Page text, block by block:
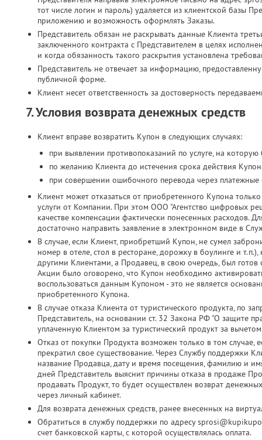
тот числе логин и пароль) удаляется из клиентской базы
приложению и возможность оформлять Заказы.
Представитель обязан не раскрывать данные Клиента
заключенного контракта с Представителем в целях
и когда обязанность такого раскрытия установлена
Представитель не отвечает за информацию,
публичной форме.
Клиент несет ответственность за достоверность
7. Условия возврата денежных средств
Клиент вправе возвратить Купон в следующих случаях:
при выявлении противопоказаний по услуге, на
по желанию Клиента до истечения срока действия
при совершении ошибочного перевода через платежные
Клиент может отказаться от приобретенного Купона
услуги от Компании. При этом ООО "Агентство цифровых
качестве компенсации фактически понесенных расходов.
достаточно направить заявление в электронном виде в
В случае, если Клиент, приобретший Купон, не сумел
номер в отеле, стол в ресторане, дорожку в боулинге и
другими Клиентами, а Продавец, в свою очередь, был готов
Акции было оговорено, что Купон необходимо
воспользоваться данным Купоном - это не является
приобретенного Купона.
В случае отказа Клиента от туристического продукта, по
Представитель, на основании ст. 32 Закона РФ "О защите
уплаченную Клиентом за туристический продукт за
Отказ от покупки Продукта возможен только в том
прекратил свое существование. Через Службу поддержки
название Продавца, дату и время посещения, фамилию и
дней Представитель выяснит причины отказа в продаже
продавать Продукт, то будет осуществлен возврат
через личный кабинет.
Для возврата денежных средств, ранее внесенных на
Обратиться в службу поддержки по адресу
счет банковской карты, с которой осуществлялась оплата.